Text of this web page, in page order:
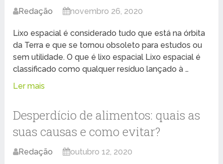
Redação novembro 26, 2020
Lixo espacial é considerado tudo que está na órbita
da Terra e que se tornou obsoleto para estudos ou
sem utilidade. O que é lixo espacial Lixo espacial é
classificado como qualquer resíduo lançado à …
Ler mais
Desperdício de alimentos: quais as
suas causas e como evitar?
Redação outubro 12, 2020